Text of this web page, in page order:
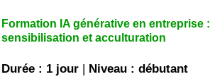
Formation IA générative en entreprise :
sensibilisation et acculturation
Durée : 1 jour Niveau : débutant